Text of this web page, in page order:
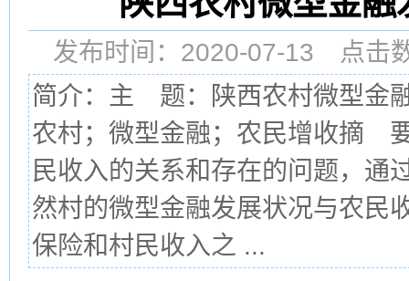
发布时间：2020-07-13 点
简介：主 题：陕西农村微型金
农村；微型金融；农民增收摘
民收入的关系和存在的问题，通
然村的微型金融发展状况与农民
保险和村民收入之 ...